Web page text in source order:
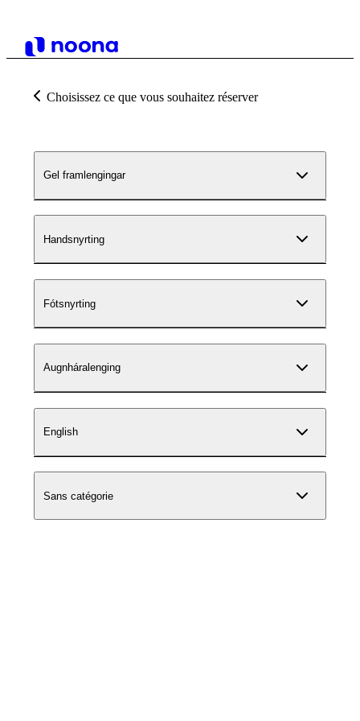
Choisissez ce que vous souhaitez réserver
Gel framlengingar
Handsnyrting
Fótsnyrting
Augnháralenging
English
Sans catégorie